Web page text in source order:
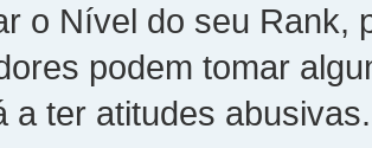
o Nível do seu Rank,
podem tomar
a ter atitudes abusivas.